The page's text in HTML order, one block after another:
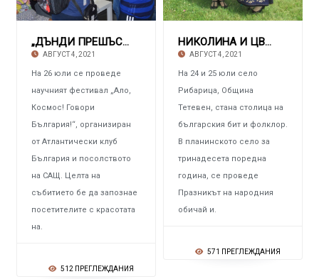
„ДЪНДИ ПРЕШЪС МЕТАЛС ЧЕЛОПЕЧ“ ЕАД Участва в
АВГУСТ 4, 2021
На 26 юли се проведе
научният фестивал „Ало,
Космос! Говори
България!“, организиран
от Атлантически клуб
България и посолството
на САЩ. Целта на
събитието бе да запознае
посетителите с красотата
на.
512 ПРЕГЛЕЖДАНИЯ
НИКОЛИНА И ЦВЕТАНКА ГЕОРГИЕВИ ОТ ЗЛАТИЦА Със
АВГУСТ 4, 2021
На 24 и 25 юли село
Рибарица, Община
Тетевен, стана столица на
българския бит и фолклор.
В планинското село за
тринадесета поредна
година, се проведе
Празникът на народния
обичай и.
571 ПРЕГЛЕЖДАНИЯ